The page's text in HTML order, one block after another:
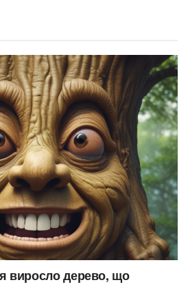
виросло дерево, що